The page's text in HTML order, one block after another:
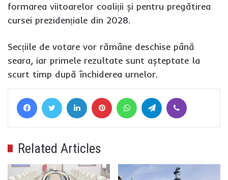
formarea viitoarelor coaliții și pentru pregătirea
cursei prezidențiale din 2028.
Secțiile de votare vor rămâne deschise până
seara, iar primele rezultate sunt așteptate la
scurt timp după închiderea urnelor.
FacebookTwitter LinkedIn Pinterest WhatsAppTelegram
Related Articles